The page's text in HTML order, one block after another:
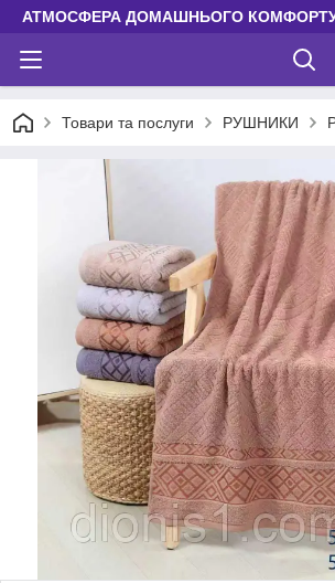
АТМОСФЕРА ДОМАШНЬОГО
Товари та послуги РУШНИКИ